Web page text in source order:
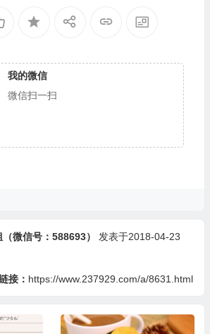
我的微信
微信扫一扫
（微信号：588693）
发表于2018-04-23
接： https://www.237929.com/a/8631.html